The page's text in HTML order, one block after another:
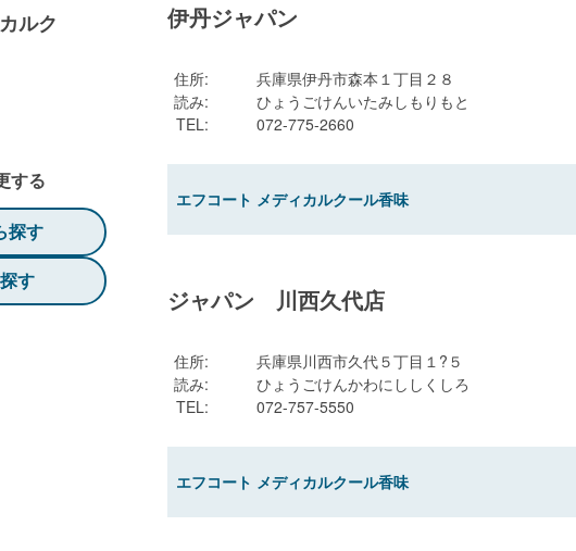
ルク
する
探す
す
伊丹ジャパン
住所:
兵庫県伊丹市森本１丁目２８
読み:
ひょうごけんいたみしもりもと
TEL: 072-775-2660
エフコート メディカルクール香味
ジャパン 川西久代店
住所:
兵庫県川西市久代５丁目１?５
読み:
ひょうごけんかわにししくしろ
TEL: 072-757-5550
エフコート メディカルクール香味